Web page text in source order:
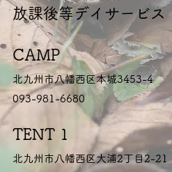
放課後等デイサービス
CAMP
北九州市八幡西区本城3453-4
093-981-6680
TENT 1
北九州市八幡西区大浦2丁目2-21